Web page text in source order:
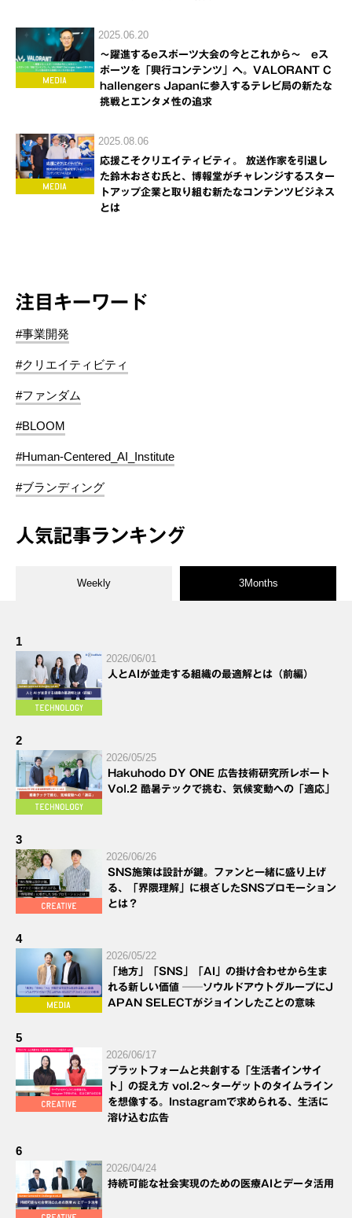
2025.06.20
～躍進するeスポーツ大会の今とこれから～ eス
ポーツを「興行コンテンツ」へ。VALORANT C
hallengers Japanに参入するテレビ局の新たな
挑戦とエンタメ性の追求
2025.08.06
応援こそクリエイティビティ。 放送作家を引退し
た鈴木おさむ氏と、博報堂がチャレンジするスター
トアップ企業と取り組む新たなコンテンツビジネス
とは
注目キーワード
#事業開発
#クリエイティビティ
#ファンダム
#BLOOM
#Human-Centered_AI_Institute
#ブランディング
人気記事ランキング
Weekly 3Months
1
2026/06/01
人とAIが並走する組織の最適解とは（前編）
2
2026/05/25
Hakuhodo DY ONE 広告技術研究所レポート
Vol.2 酷暑テックで挑む、気候変動への「適応」
3
2026/06/26
SNS施策は設計が鍵。ファンと一緒に盛り上げ
る、「界隈理解」に根ざしたSNSプロモーション
とは？
4
2026/05/22
「地方」「SNS」「AI」の掛け合わせから生ま
れる新しい価値 ──ソウルドアウトグループにJ
APAN SELECTがジョインしたことの意味
5
2026/06/17
プラットフォームと共創する「生活者インサイ
ト」の捉え方 vol.2～ターゲットのタイムライン
を想像する。Instagramで求められる、生活に
溶け込む広告
6
2026/04/24
持続可能な社会実現のための医療AIとデータ活用